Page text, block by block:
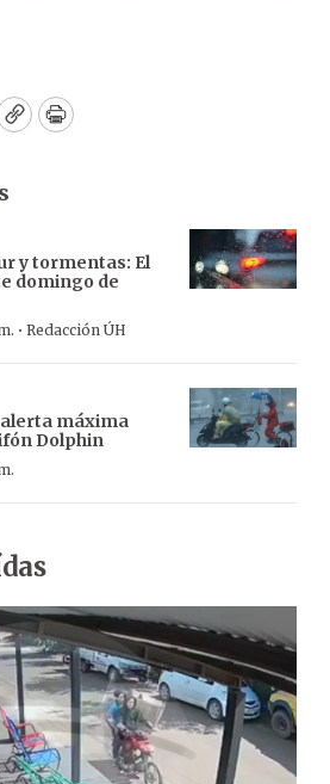
CopyPrint
y tormentas: El
domingo de
· Redacción ÚH
alerta máxima
Dolphin